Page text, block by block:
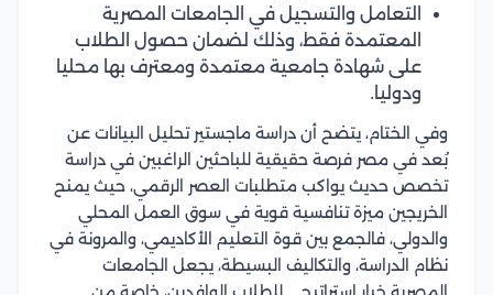
التعامل والتسجيل في الجامعات المصرية
المعتمدة فقط، وذلك لضمان حصول الطلاب
على شهادة جامعية معتمدة ومعترف بها محليا
ودوليا.
وفي الختام، يتضح أن دراسة ماجستير تحليل البيانات عن
بُعد في مصر فرصة حقيقية للباحثين الراغبين في دراسة
تخصص حديث يواكب متطلبات العصر الرقمي، حيث يمنح
الخريجين ميزة تنافسية قوية في سوق العمل المحلي
والدولي، فالجمع بين قوة التعليم الأكاديمي، والمرونة في
نظام الدراسة، والتكاليف البسيطة، يجعل الجامعات